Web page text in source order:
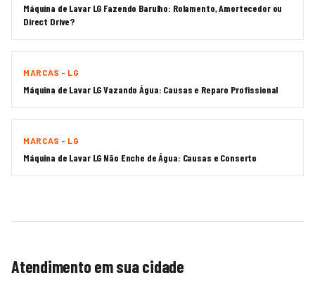
Máquina de Lavar LG Fazendo Barulho: Rolamento, Amortecedor ou
Direct Drive?
MARCAS - LG
Máquina de Lavar LG Vazando Água: Causas e Reparo Profissional
MARCAS - LG
Máquina de Lavar LG Não Enche de Água: Causas e Conserto
Atendimento em sua cidade